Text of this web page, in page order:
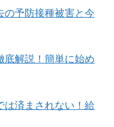
の予防接種被害と今
底解説！簡単に始め
は済まされない！給